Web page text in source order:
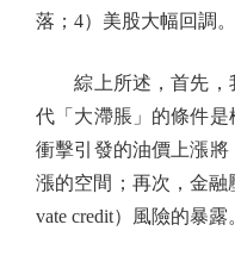
落；4）美股大幅回調。
綜上所述，首先，
代「大滯脹」的條件是
衝擊引發的油價上漲
漲的空間；再次，金
vate credit）風險的暴露